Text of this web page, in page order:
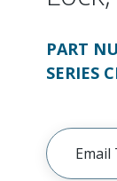
PART
SERIES
Email